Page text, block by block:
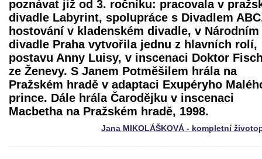
poznávat již od 3. ročníku: pracovala v
divadle Labyrint, spolupráce s Divadlem
hostování v kladenském divadle, v Národním
divadle Praha vytvořila jednu z hlavních rolí,
postavu Anny Luisy, v inscenaci Doktor
ze Ženevy. S Janem Potměšilem hrála na
Pražském hradě v adaptaci Exupéryho
prince. Dále hrála Čarodějku v inscenaci
Macbethana Pražském hradě, 1998.
Jana MIKOLÁŠKOVÁ - kompletní